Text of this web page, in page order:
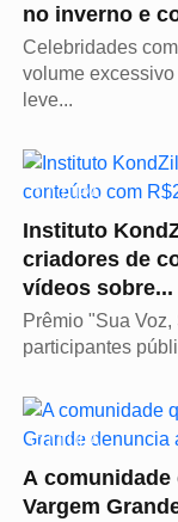
no inverno e
Celebridades
volume
leve...
CULTURA
Instituto
criadores de
vídeos sobre...
Prêmio "Sua Voz, Sua Causa" vai selecionar 20 vídeos;
participantes
CULTURA
A comunidade
Vargem